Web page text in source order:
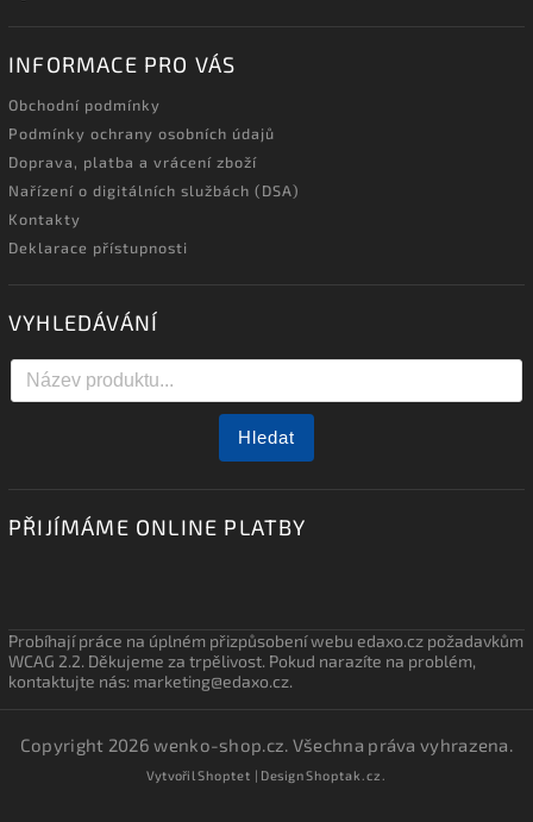
INFORMACE PRO VÁS
Obchodní podmínky
Podmínky ochrany osobních údajů
Doprava, platba a vrácení zboží
Nařízení o digitálních službách (DSA)
Kontakty
Deklarace přístupnosti
VYHLEDÁVÁNÍ
Hledat
PŘIJÍMÁME ONLINE PLATBY
Probíhají práce na úplném přizpůsobení webu edaxo.cz požadavkům
WCAG 2.2. Děkujeme za trpělivost. Pokud narazíte na problém,
kontaktujte nás: marketing@edaxo.cz.
Copyright 2026wenko-shop.cz. Všechna práva vyhrazena.
VytvořilShoptet | DesignShoptak.cz.